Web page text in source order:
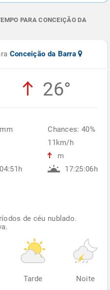
PARA CONCEIÇÃO DA
Conceição da Barra
26°
Chances: 40%
11km/h
m
17:25:06h
de céu nublado.
Tarde Noite